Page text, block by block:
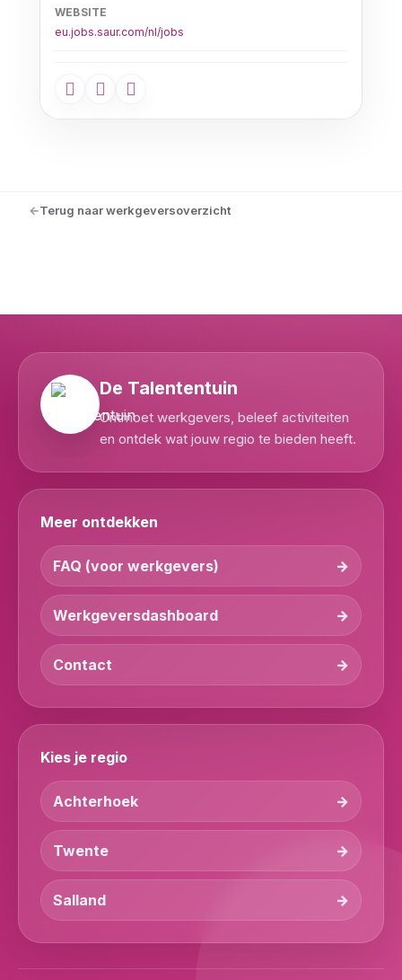
WEBSITE
eu.jobs.saur.com/nl/jobs
Terug naar werkgeversoverzicht
De Talententuin
Ontmoet werkgevers, beleef activiteiten
en ontdek wat jouw regio te bieden heeft.
Meer ontdekken
FAQ (voor werkgevers)
Werkgeversdashboard
Contact
Kies je regio
Achterhoek
Twente
Salland